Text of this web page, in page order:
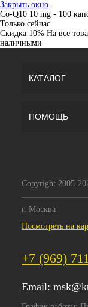
Закрыть окно
Co-Q10 10 mg - 100
Только сейчас
Скидка 10% На все
наличными
КАТАЛОГ
ПОМОЩЬ
Copyright 2005-
г. Москва
Посмотреть на
+7 (969)
Email: